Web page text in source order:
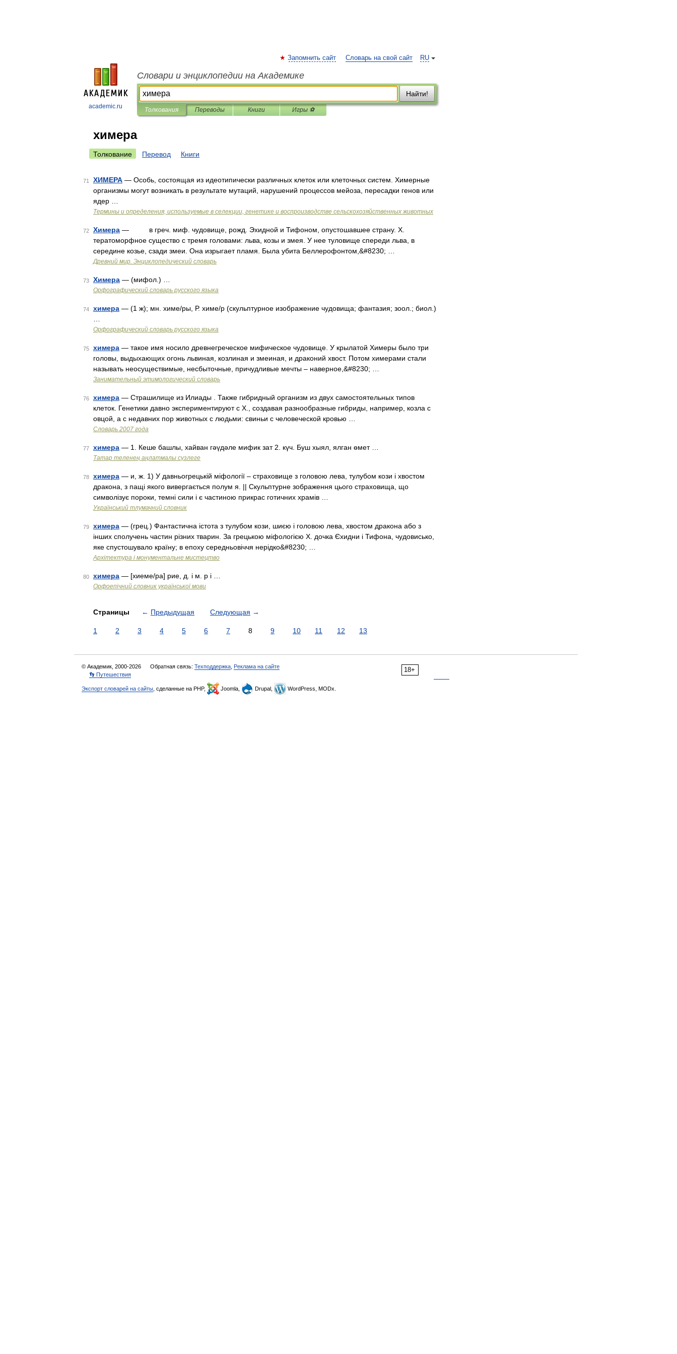
academic.ru
RU
Запомнить сайт Словарь на свой сайт
Словари и энциклопедии на Академике
Найти!
Толкования Переводы Книги Игры ⚽
химера
Толкование Перевод Книги
71 ХИМЕРА — Особь, состоящая из идеотипически различных клеток или клеточных систем. Химерные
организмы могут возникать в результате мутаций, нарушений процессов мейоза, пересадки генов или
ядер …
Термины и определения, используемые в селекции, генетике и воспроизводстве сельскохозяйственных животных
72 Химера — в греч. миф. чудовище, рожд. Эхидной и Тифоном, опустошавшее страну. Х.
тератоморфное существо с тремя головами: льва, козы и змея. У нее туловище спереди льва, в
середине козье, сзади змеи. Она изрыгает пламя. Была убита Беллерофонтом,&#8230; …
Древний мир. Энциклопедический словарь
73 Химера — (мифол.) …
Орфографический словарь русского языка
74 химера — (1 ж); мн. химе/ры, Р. химе/р (скульптурное изображение чудовища; фантазия; зоол.; биол.)
Орфографический словарь русского языка
75 химера — такое имя носило древнегреческое мифическое чудовище. У крылатой Химеры было три
головы, выдыхающих огонь львиная, козлиная и змеиная, и драконий хвост. Потом химерами стали
называть неосуществимые, несбыточные, причудливые мечты – наверное,&#8230; …
Занимательный этимологический словарь
76 химера — Страшилище из Илиады . Также гибридный организм из двух самостоятельных типов
клеток. Генетики давно экспериментируют с Х., создавая разнообразные гибриды, например, козла с
овцой, а с недавних пор животных с людьми: свиньи с человеческой кровью …
Словарь 2007 года
77 химера — 1. Кеше башлы, хайван гәүдәле мифик зат 2. күч. Буш хыял, ялган өмет …
Татар теленең аңлатмалы сүзлеге
78 химера — и, ж. 1) У давньогрецькій міфології – страховище з головою лева, тулубом кози і хвостом
дракона, з пащі якого вивергається полум я. || Скульптурне зображення цього страховища, що
символізує пороки, темні сили і є частиною прикрас готичних храмів …
Український тлумачний словник
79 химера — (грец.) Фантастична істота з тулубом кози, шиєю і головою лева, хвостом дракона або з
інших сполучень частин різних тварин. За грецькою міфологією Х. дочка Єхидни і Тифона, чудовисько,
яке спустошувало країну; в епоху середньовіччя нерідко&#8230; …
Архітектура і монументальне мистецтво
80 химера — [хиеме/ра] рие, д. і м. р і …
Орфоепічний словник української мови
Страницы ← Предыдущая Следующая →
1 2 3 4 5 6 7 8 9 10 11 12 13
18+
© Академик, 2000-2026 Обратная связь: Техподдержка Реклама на сайте
👣 Путешествия
Экспорт словарей на сайты , сделанные на PHP, Joomla, Drupal, WordPress, MODx.